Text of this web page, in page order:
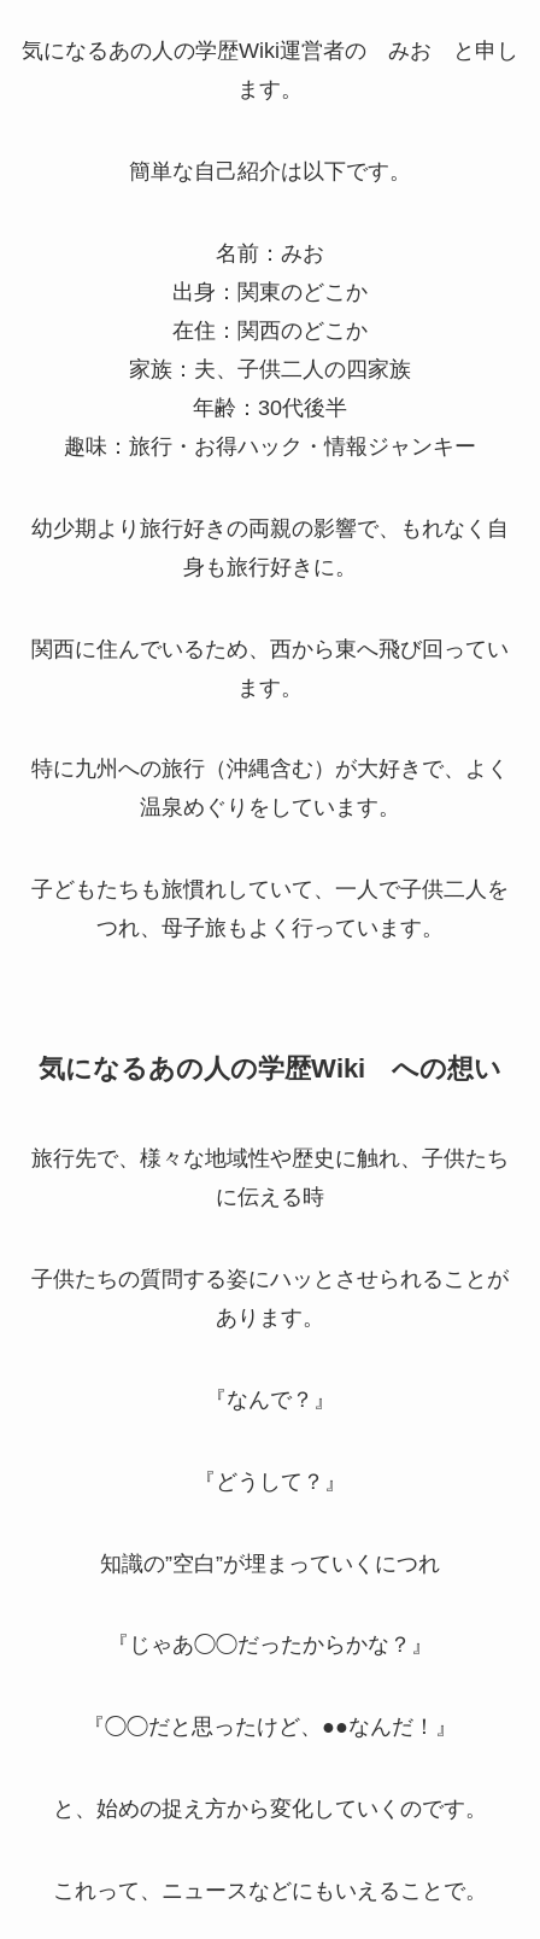
気になるあの人の学歴Wiki運営者の みお と申し
ます。
簡単な自己紹介は以下です。
名前：みお
出身：関東のどこか
在住：関西のどこか
家族：夫、子供二人の四家族
年齢：30代後半
趣味：旅行・お得ハック・情報ジャンキー
幼少期より旅行好きの両親の影響で、もれなく自
身も旅行好きに。
関西に住んでいるため、西から東へ飛び回ってい
ます。
特に九州への旅行（沖縄含む）が大好きで、よく
温泉めぐりをしています。
子どもたちも旅慣れしていて、一人で子供二人を
つれ、母子旅もよく行っています。
気になるあの人の学歴Wiki への想い
旅行先で、様々な地域性や歴史に触れ、子供たち
に伝える時
子供たちの質問する姿にハッとさせられることが
あります。
『なんで？』
『どうして？』
知識の”空白”が埋まっていくにつれ
『じゃあ◯◯だったからかな？』
『◯◯だと思ったけど、●●なんだ！』
と、始めの捉え方から変化していくのです。
これって、ニュースなどにもいえることで。